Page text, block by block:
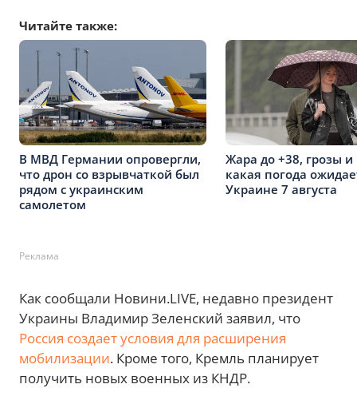
Читайте также:
В МВД Германии опровергли,
что дрон со взрывчаткой был
рядом с украинским
самолетом
Жара до +38, грозы и
какая погода
Украине 7 августа
Реклама
Как сообщали Новини.LIVE, недавно президент
Украины Владимир Зеленский заявил, что
Россия создает условия для расширения
мобилизации. Кроме того, Кремль планирует
получить новых военных из КНДР.